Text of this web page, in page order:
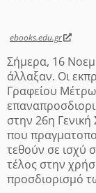
ebooks.edu.gr
Σήμερα, 16
άλλαξαν. Οι
Γραφείου
στην 26η
που
τεθούν σε ισχύ
τέλος στην
προσδιορισμό